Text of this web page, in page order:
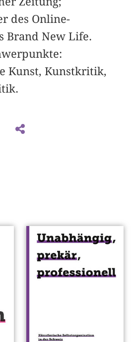
des Online-
Brand New Life.
Kunst, Kunstkritik,